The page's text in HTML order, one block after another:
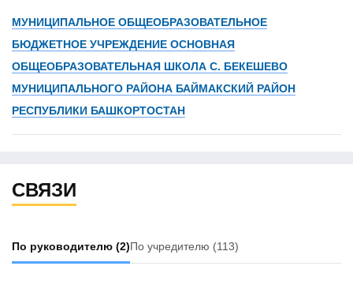
МУНИЦИПАЛЬНОЕ ОБЩЕОБРАЗОВАТЕЛЬНОЕ
БЮДЖЕТНОЕ УЧРЕЖДЕНИЕ ОСНОВНАЯ
ОБЩЕОБРАЗОВАТЕЛЬНАЯ ШКОЛА С. БЕКЕШЕВО
МУНИЦИПАЛЬНОГО РАЙОНА БАЙМАКСКИЙ РАЙОН
РЕСПУБЛИКИ БАШКОРТОСТАН
СВЯЗИ
По руководителю (2)По учредителю (113)